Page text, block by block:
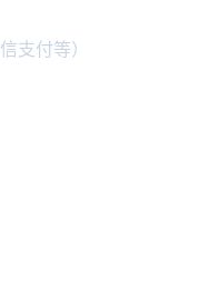
支付等）